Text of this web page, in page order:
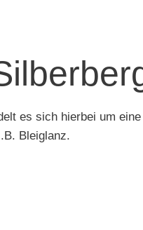
es sich hierbei um
Bleiglanz.